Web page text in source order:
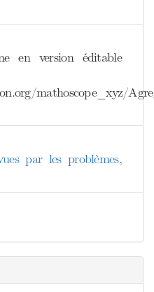
en version éditable
mathoscope_xyz/
par les problèmes,